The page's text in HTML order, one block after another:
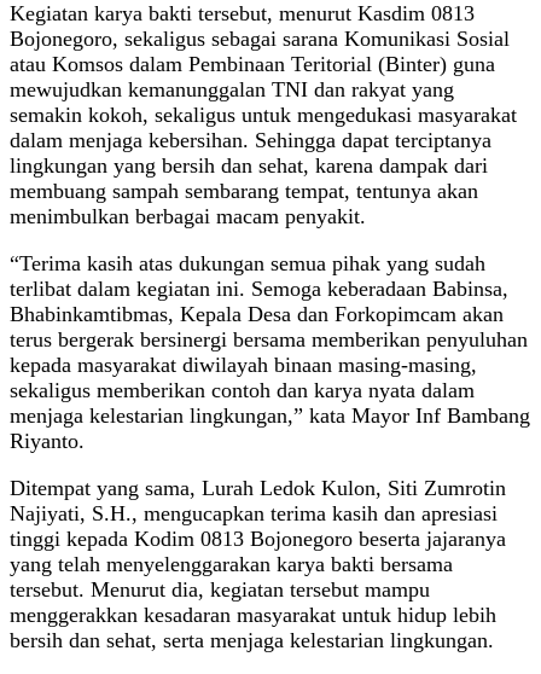
Kegiatan karya bakti tersebut, menurut Kasdim 0813
Bojonegoro, sekaligus sebagai sarana Komunikasi Sosial
atau Komsos dalam Pembinaan Teritorial (Binter) guna
mewujudkan kemanunggalan TNI dan rakyat yang
semakin kokoh, sekaligus untuk mengedukasi masyarakat
dalam menjaga kebersihan. Sehingga dapat terciptanya
lingkungan yang bersih dan sehat, karena dampak dari
membuang sampah sembarang tempat, tentunya akan
menimbulkan berbagai macam penyakit.
“Terima kasih atas dukungan semua pihak yang sudah
terlibat dalam kegiatan ini. Semoga keberadaan Babinsa,
Bhabinkamtibmas, Kepala Desa dan Forkopimcam akan
terus bergerak bersinergi bersama memberikan penyuluhan
kepada masyarakat diwilayah binaan masing-masing,
sekaligus memberikan contoh dan karya nyata dalam
menjaga kelestarian lingkungan,” kata Mayor Inf Bambang
Riyanto.
Ditempat yang sama, Lurah Ledok Kulon, Siti Zumrotin
Najiyati, S.H., mengucapkan terima kasih dan apresiasi
tinggi kepada Kodim 0813 Bojonegoro beserta jajaranya
yang telah menyelenggarakan karya bakti bersama
tersebut. Menurut dia, kegiatan tersebut mampu
menggerakkan kesadaran masyarakat untuk hidup lebih
bersih dan sehat, serta menjaga kelestarian lingkungan.